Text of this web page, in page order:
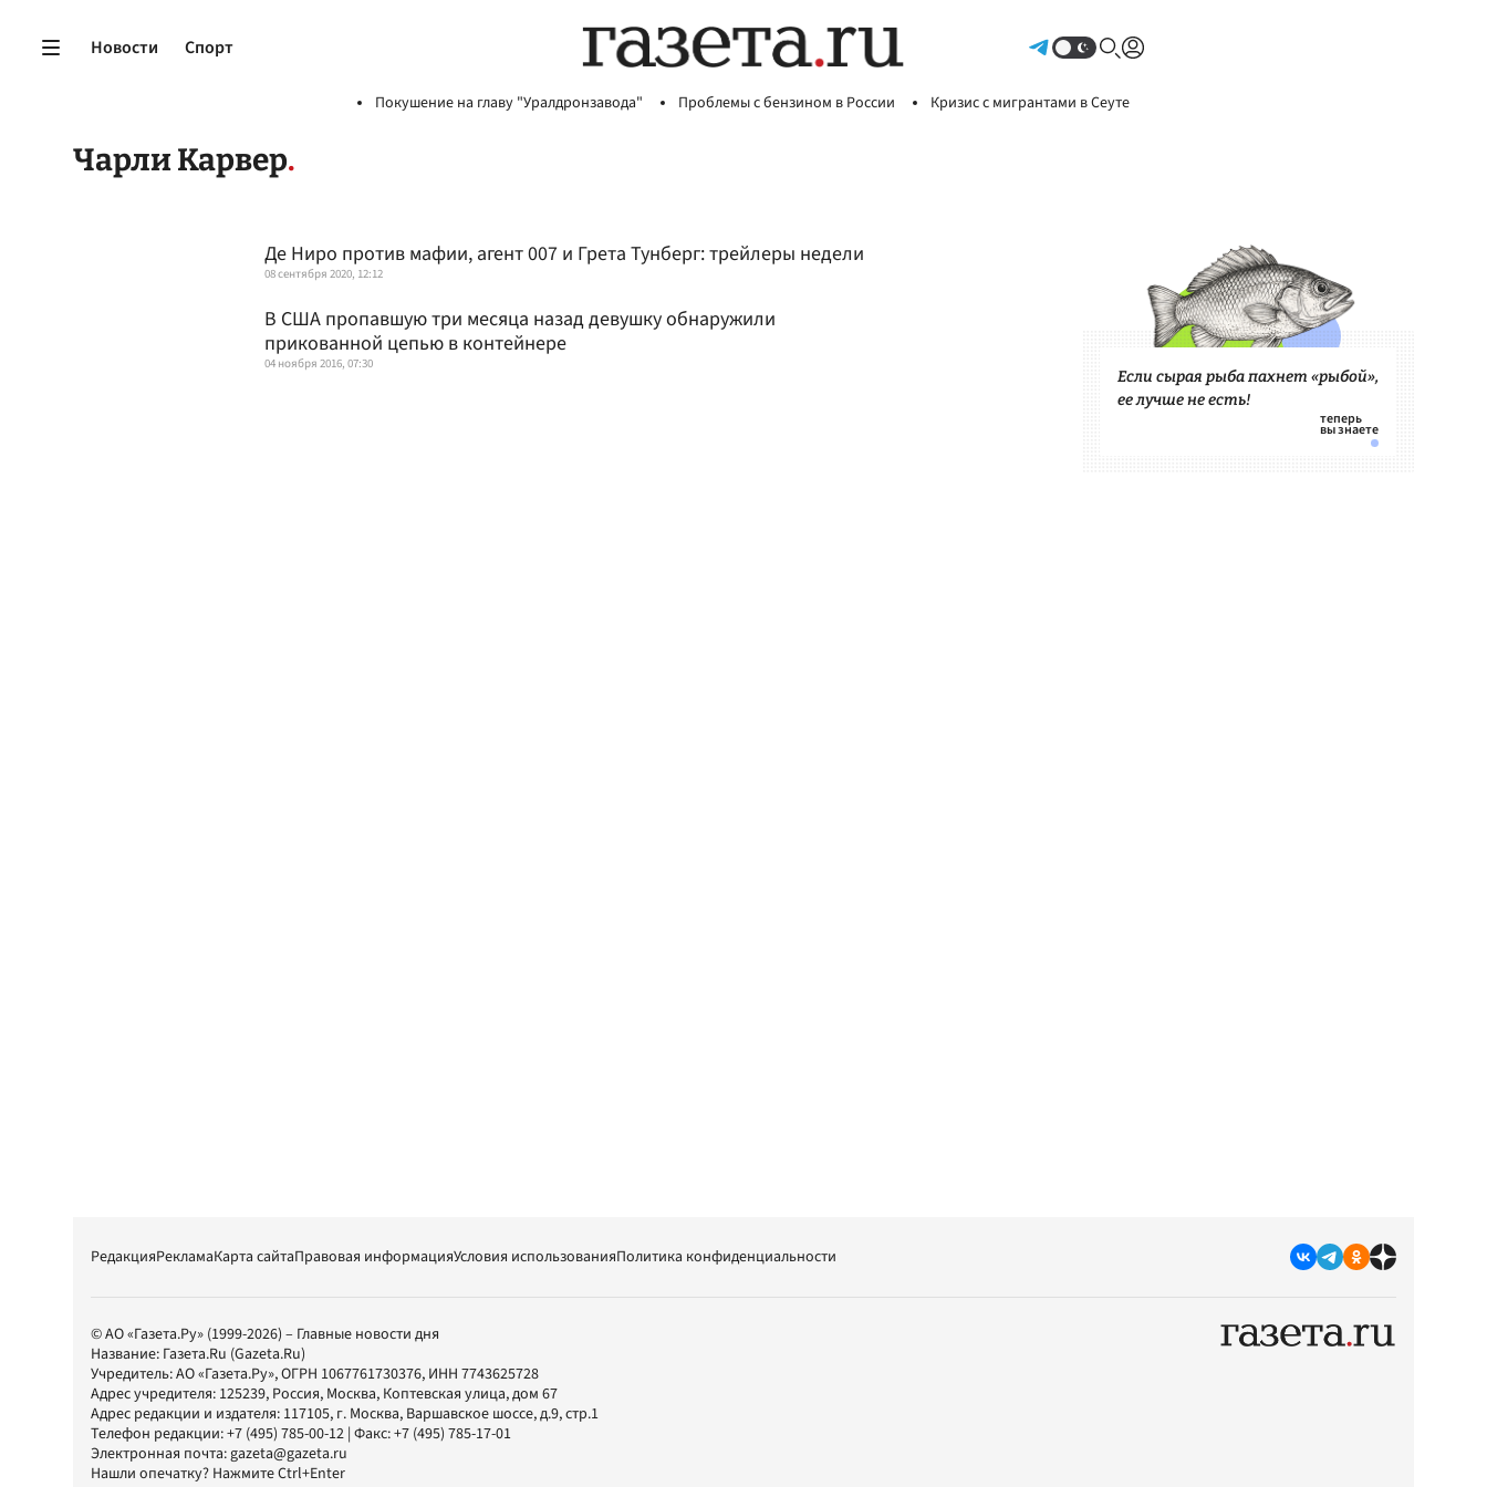
Новости Спорт
Покушение на главу "Уралдронзавода" Проблемы с бензином в России Кризис с мигрантами в Сеуте
Чарли Карвер
Де Ниро против мафии, агент 007 и Грета Тунберг: трейлеры недели
08 сентября 2020, 12:12
В США пропавшую три месяца назад девушку обнаружили
прикованной цепью в контейнере
04 ноября 2016, 07:30
Если сырая рыба пахнет «рыбой»,
ее лучше не есть!
РедакцияРекламаКарта сайтаПравовая информацияУсловия использованияПолитика конфиденциальности
© АО «Газета.Ру» (1999-2026) – Главные новости дня
Название: Газета.Ru (Gazeta.Ru)
Учредитель:АО «Газета.Ру», ОГРН 1067761730376, ИНН 7743625728
Адрес учредителя: 125239, Россия, Москва, Коптевская улица, дом 67
Адрес редакции и издателя: 117105, г. Москва, Варшавское шоссе, д.9, стр.1
Телефон редакции:+7 (495) 785-00-12 | Факс:+7 (495) 785-17-01
Электронная почта:gazeta@gazeta.ru
Нашли опечатку? Нажмите Ctrl+Enter